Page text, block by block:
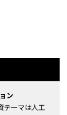
ン
テーマは人工